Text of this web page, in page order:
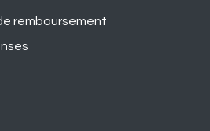
remboursement